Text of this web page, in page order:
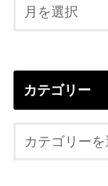
カテゴリー